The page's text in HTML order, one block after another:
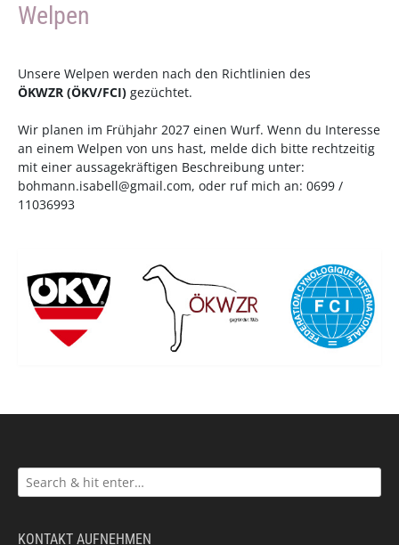
Welpen
Unsere Welpen werden nach den Richtlinien des
ÖKWZR (ÖKV/FCI) gezüchtet.
Wir planen im Frühjahr 2027 einen Wurf. Wenn du Interesse
an einem Welpen von uns hast, melde dich bitte rechtzeitig
mit einer aussagekräftigen Beschreibung unter:
bohmann.isabell@gmail.com, oder ruf mich an: 0699 /
11036993
KONTAKT AUFNEHMEN